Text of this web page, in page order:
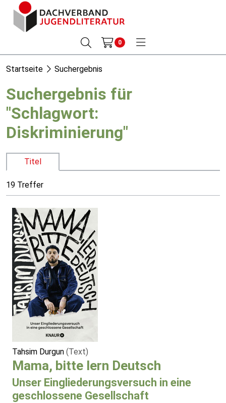
0
Startseite Suchergebnis
Suchergebnis für
"Schlagwort:
Diskriminierung"
Titel
19 Treffer
Tahsim Durgun (Text)
Mama, bitte lern Deutsch
Unser Eingliederungsversuch in eine
geschlossene Gesellschaft